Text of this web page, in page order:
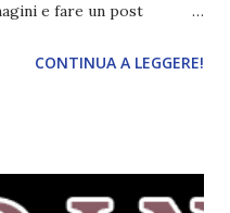
e fare un post
Vi ho segnalato
il momento sono
CONTINUA A LEGGERE!